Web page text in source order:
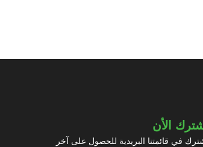
الأن
في قائمتنا البريدية للحصول على آخر